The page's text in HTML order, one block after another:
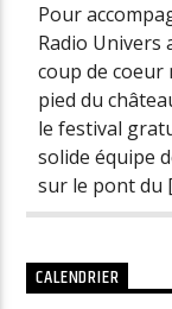
Pour
Radio Univers
coup de coeur
pied du
le festival
solide équipe
sur le pont du
CALENDRIER